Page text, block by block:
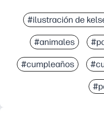
#ilustración de
#animales
#cumpleaños